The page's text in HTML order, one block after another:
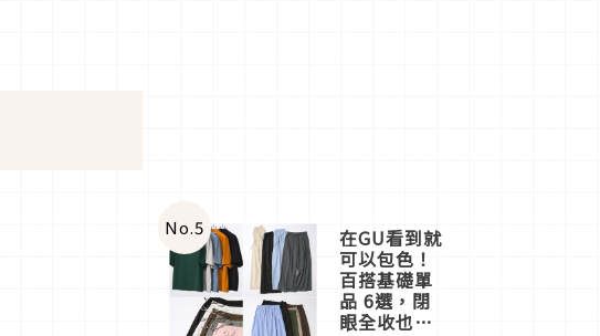
No.5 在GU看到就
可以包色！
百搭基礎單
品 6選，閉
眼全收也不